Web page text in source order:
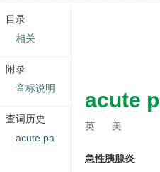
acute
英 美
急性胰腺炎
目录
相关
附录
音标说明
查词历史
acute pa